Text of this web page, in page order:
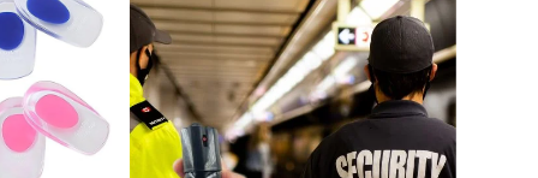
LA